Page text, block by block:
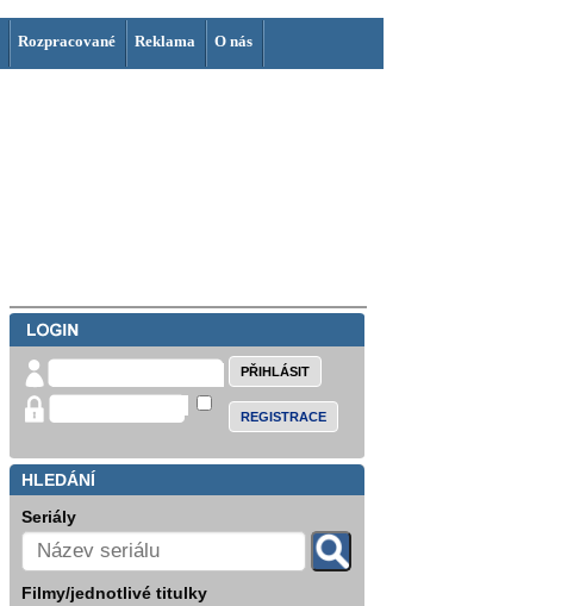
Rozpracované Reklama O nás
REGISTRACE
HLEDÁNÍ
Seriály
Filmy/jednotlivé titulky